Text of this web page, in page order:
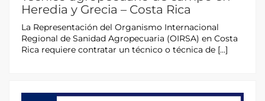
Heredia y Grecia – Costa Rica
La Representación del Organismo Internacional
Regional de Sanidad Agropecuaria (OIRSA) en Costa
Rica requiere contratar un técnico o técnica de […]